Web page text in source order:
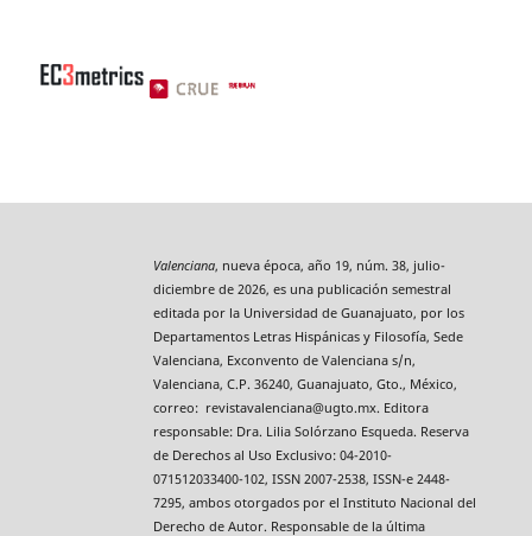
Valenciana, nueva época, año 19, núm. 38, julio-
diciembre de 2026, es una publicación semestral
editada por la Universidad de Guanajuato, por los
Departamentos Letras Hispánicas y Filosofía, Sede
Valenciana, Exconvento de Valenciana s/n,
Valenciana, C.P. 36240, Guanajuato, Gto., México,
correo: revistavalenciana@ugto.mx. Editora
responsable: Dra. Lilia Solórzano Esqueda. Reserva
de Derechos al Uso Exclusivo: 04-2010-
071512033400-102, ISSN 2007-2538, ISSN-e 2448-
7295, ambos otorgados por el Instituto Nacional del
Derecho de Autor. Responsable de la última